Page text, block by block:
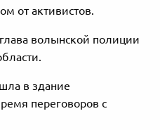
от активистов.
волынской полиции
в здание
переговоров с